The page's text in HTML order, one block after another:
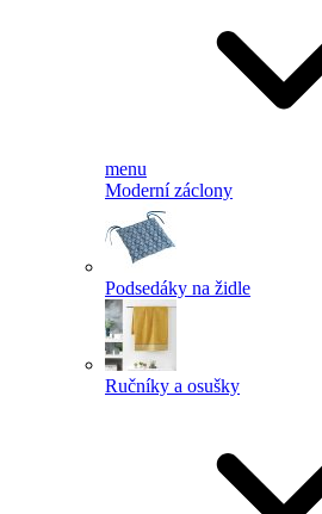
menu
Moderní záclony
Podsedáky na židle
Ručníky a osušky